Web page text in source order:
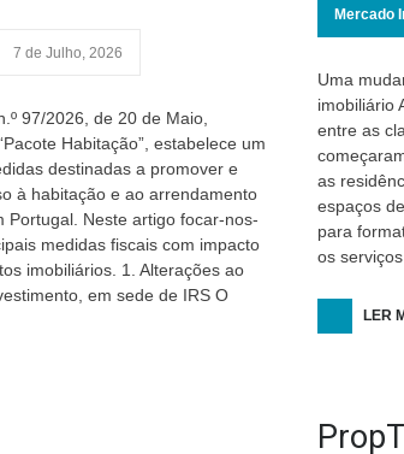
7 de Julho, 2026
97/2026, de 20 de Maio,
Habitação”, estabelece um
destinadas a promover e
à habitação e ao arrendamento
Portugal. Neste artigo focar-nos-
medidas fiscais com impacto
imobiliários. 1. Alterações ao
em sede de IRS O
Mercado
Uma
imobiliário
entre as
as
espaços
para
os
LER